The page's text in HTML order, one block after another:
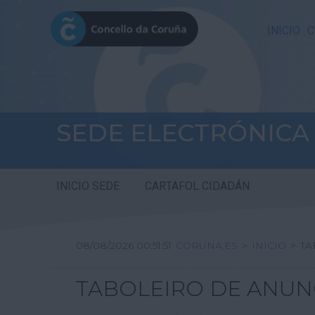
INICIO
SEDE ELECTRÓNICA
INICIO SEDE CARTAFOL CIDADÁN
08/08/2026 00:51:51 CORUNA.ES > INICIO >
TABOLEIRO DE